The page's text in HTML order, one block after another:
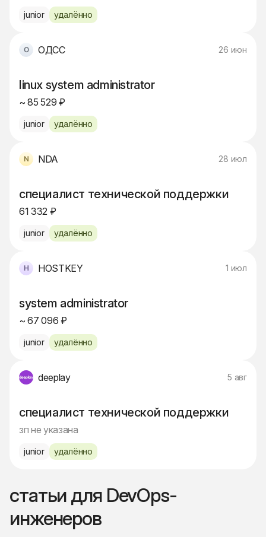
junior удалённо
ОДСС 26 июн
linux system administrator
~ 85 529 ₽
junior удалённо
NDA 28 июл
специалист технической поддержки
61 332 ₽
junior удалённо
HOSTKEY 1 июл
system administrator
~ 67 096 ₽
junior удалённо
deeplay 5 авг
специалист технической поддержки
зп не указана
junior удалённо
статьи для DevOps-
инженеров